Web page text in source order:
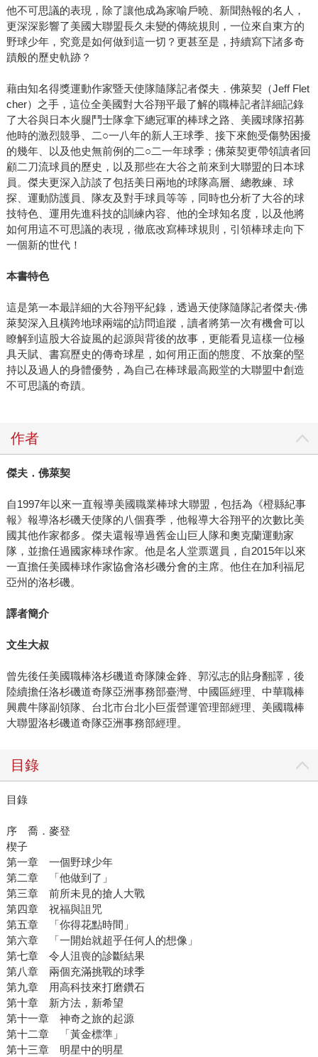
他不可思議的表現，除了讓他成為家喻戶曉、新聞熱報的名人，
更深深影響了美國大聯盟長久未變的傳統規則，一位來自東方的
野球少年，究竟是如何做到這一切？更甚至是，持續寫下諸多奇
蹟般的歷史軌跡？
藉由知名得獎運動作家暨天使隊隨隊記者傑夫．佛萊契（Jeff Flet
cher）之手，這位全美國對大谷翔平最了解的職棒記者詳細記錄
了大谷與日本火腿鬥士隊拿下總冠軍的棒球之路、美國球隊招募
他時的激烈競爭、二○一八年的新人王球季、接下來飽受傷勢困擾
的幾年、以及他史無前例的二○二一年球季；佛萊契更帶領讀者回
顧二刀流球員的歷史，以及那些在大谷之前來到大聯盟的日本球
員。傑夫更深入訪談了包括美日兩地的球隊高層、總教練、球
探、運動防護員、隊友及對手球員等等，同時也分析了大谷的球
技特色、運用先進科技的訓練內容、他的全球知名度，以及他將
如何用這不可思議的表現，徹底改寫棒球規則，引領棒球走向下
一個新的世代！
本書特色
這是第一本最詳細的大谷翔平紀錄，透過天使隊隨隊記者傑夫‧佛
萊契深入且橫跨地球兩端的訪問追蹤，讀者將第一次有機會可以
瞭解到這股大谷旋風的起源與背後的故事，更能看見這樣一位極
具天賦、書寫歷史的傳奇球星，如何用正面的態度、不放棄的堅
持以及過人的身體優勢，為自己在棒球最高殿堂的大聯盟中創造
不可思議的奇蹟。
作者
傑夫．佛萊契
自1997年以來一直報導美國職業棒球大聯盟，包括為《橙縣紀事
報》報導洛杉磯天使隊的八個賽季，他報導大谷翔平的次數比美
國其他作家都多。傑夫還報導過舊金山巨人隊和奧克蘭運動家
隊，並擔任過國家棒球作家。他是名人堂票選員，自2015年以來
一直擔任美國棒球作家協會洛杉磯分會的主席。他住在加利福尼
亞州的洛杉磯。
譯者簡介
文生大叔
曾先後任美國職棒洛杉磯道奇隊陳金鋒、郭泓志的貼身翻譯，後
陸續擔任洛杉磯道奇隊亞洲事務部臺灣、中國區經理、中華職棒
興農牛隊副領隊、台北市台北小巨蛋營運管理部經理、美國職棒
大聯盟洛杉磯道奇隊亞洲事務部經理。
目錄
目錄
序 喬．麥登
楔子
第一章 一個野球少年
第二章 「他做到了」
第三章 前所未見的搶人大戰
第四章 祝福與詛咒
第五章 「你得花點時間」
第六章 「一開始就超乎任何人的想像」
第七章 令人沮喪的診斷結果
第八章 兩個充滿挑戰的球季
第九章 用高科技來打磨鑽石
第十章 新方法，新希望
第十一章 神奇之旅的起源
第十二章 「黃金標準」
第十三章 明星中的明星